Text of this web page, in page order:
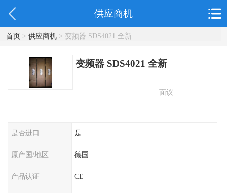
供应商机
首页> 供应商机> 变频器 SDS4021 全新
变频器 SDS4021 全新
面议
是否进口 是
原产国/地区 德国
产品认证 CE